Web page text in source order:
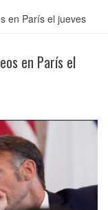
en París el jueves
en París el